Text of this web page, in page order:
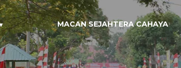
MACAN SEJAHTERA CAHAYA